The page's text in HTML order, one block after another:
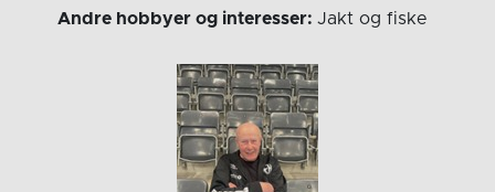
Andre hobbyer og interesser:Jakt og fiske